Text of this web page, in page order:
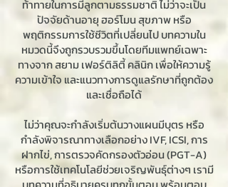
ท้าทายในการมีลูกตามธรรมชาติ ไม่ว่าจะเป็น
ปัจจัยด้านอายุ ฮอร์โมน สุขภาพ หรือ
พฤติกรรมการใช้ชีวิตที่เปลี่ยนไป บทความใน
หมวดนี้จึงถูกรวบรวมขึ้นโดยทีมแพทย์เฉพาะ
ทางจาก สยาม เฟอร์ติลิตี้ คลินิก เพื่อให้ความรู้
ความเข้าใจ และแนวทางการดูแลรักษาที่ถูกต้อง
และเชื่อถือได้
ไม่ว่าคุณจะกำลังเริ่มต้นวางแผนมีบุตร หรือ
กำลังพิจารณาทางเลือกอย่าง IVF, ICSI, การ
ฝากไข่, การตรวจคัดกรองตัวอ่อน (PGT-A)
หรือการใช้เทคโนโลยีช่วยเจริญพันธุ์ต่างๆ เรามี